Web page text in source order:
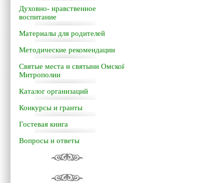
Духовно- нравственное
воспитание
Материалы для родителей
Методические рекомендации
Святые места и святыни Омской
Митрополии
Каталог организаций
Конкурсы и гранты
Гостевая книга
Вопросы и ответы